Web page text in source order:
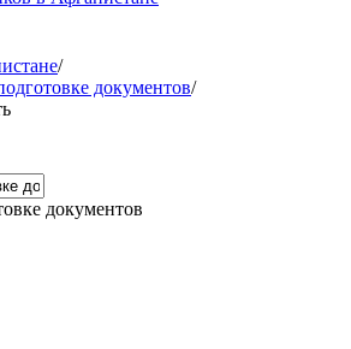
/
документов/
документов